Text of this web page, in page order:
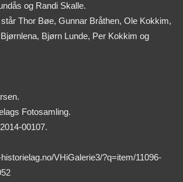
og Randi Skalle.
Thor Bøe, Gunnar Bråthen, Ole Kokkim,
Bjørn Lunde, Per Kokkim og
Fotosamling.
00107.
VHiGalerie3/?q=item/11096-